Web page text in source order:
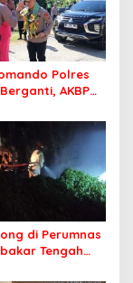
Polres
AKBP
Bombana
di Perumnas
Tengah